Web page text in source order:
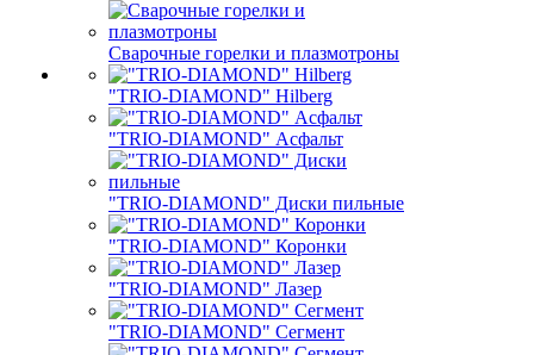
Сварочные горелки и плазмотроны
"TRIO-DIAMOND" Hilberg
"TRIO-DIAMOND" Асфальт
"TRIO-DIAMOND" Диски пильные
"TRIO-DIAMOND" Коронки
"TRIO-DIAMOND" Лазер
"TRIO-DIAMOND" Сегмент